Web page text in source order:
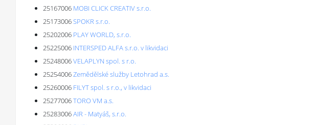
25167006 MOBI CLICK CREATIV s.r.o.
25173006SPOKR s.r.o.
25202006 PLAY WORLD, s.r.o.
25225006 INTERSPED ALFA s.r.o. v likvidaci
25248006VELAPLYN spol. s r.o.
25254006Zemědělské služby Letohrad a.s.
25260006 FILYT spol. s r.o., v likvidaci
25277006TORO VM a.s.
25283006AIR - Matyáš, s.r.o.